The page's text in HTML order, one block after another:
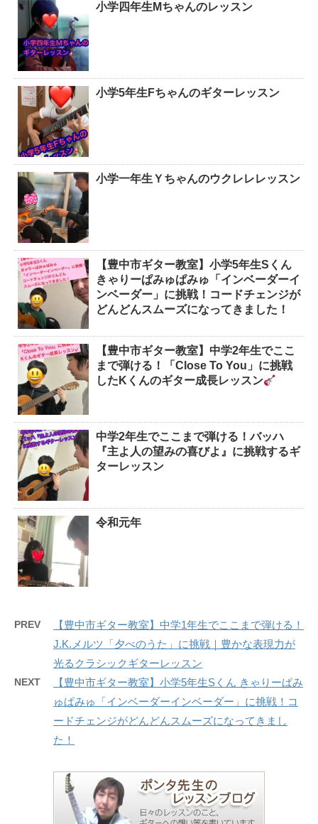
小学四年生Mちゃんのレッスン
小学5年生Fちゃんのギターレッスン
小学一年生Ｙちゃんのウクレレレッスン
【豊中市ギター教室】小学5年生Sくん
きゃりーぱみゅぱみゅ「インベーダーイ
ンベーダー」に挑戦！コードチェンジが
どんどんスムーズになってきました！
【豊中市ギター教室】中学2年生でここ
まで弾ける！「Close To You」に挑戦
したKくんのギター成長レッスン
中学2年生でここまで弾ける！バッハ
『主よ人の望みの喜びよ』に挑戦するギ
ターレッスン
令和元年
PREV
【豊中市ギター教室】中学1年生でここまで弾ける！
J.K.メルツ「夕べのうた」に挑戦｜豊かな表現力が
光るクラシックギターレッスン
NEXT
【豊中市ギター教室】小学5年生Sくん きゃりーぱみ
ゅぱみゅ「インベーダーインベーダー」に挑戦！コ
ードチェンジがどんどんスムーズになってきまし
た！